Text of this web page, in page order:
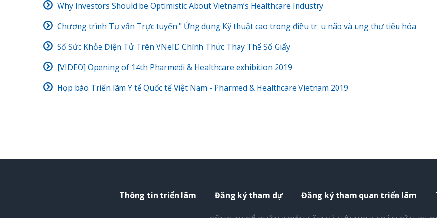
Why Investors Should be Optimistic About Vietnam’s Healthcare Industry
Chương trình Tư vấn Trực tuyến " Ứng dụng Kỹ thuật cao trong điều trị u não và ung thư tiêu hóa
Sổ Sức Khỏe Điện Tử Trên VNeID Chính Thức Thay Thế Sổ Giấy
[VIDEO] Opening of 14th Pharmedi & Healthcare exhibition 2019
Họp báo Triển lãm Y tế Quốc tế Việt Nam - Pharmed & Healthcare Vietnam 2019
Thông tin triển lãm Đăng ký tham dự Đăng ký tham quan triển lãm